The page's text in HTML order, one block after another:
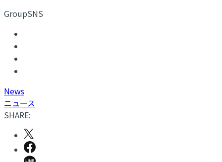
GroupSNS
News
ニュース
SHARE: